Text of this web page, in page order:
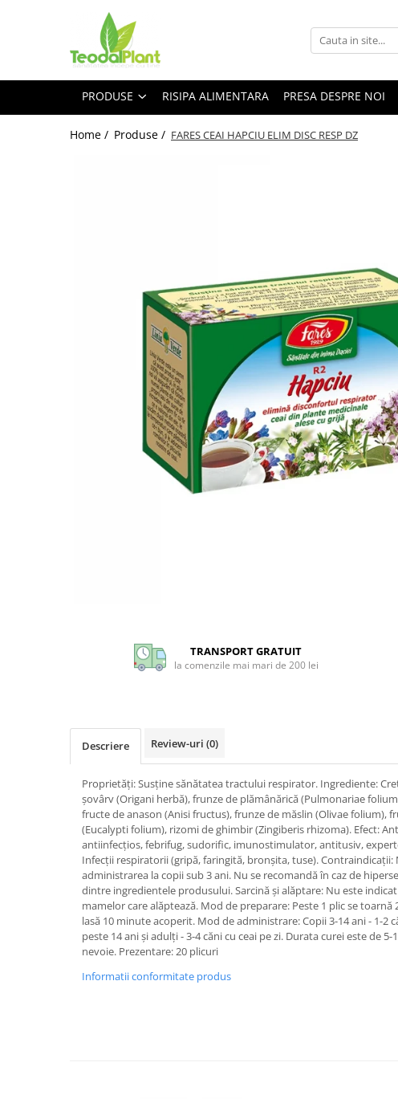
Produse
ANTIINFLAMATOARE
SUPLIMENTE TONICE
SUPLIMENTE CARDIO VASCULARE
HEPATOPROTECTOARE-BILA
SUPLIMENTE MEMORIE SI
SUPLIMENTE URO-GENITAL
SUPLIMENTE STOMAC- DIGESTIE-
SUPLIMENTE IMUNITATE
COSMETICE FAȚĂ
CREME CORP-MASAJ-MAINI -
FOOD SEMINȚE- OLEAGINOASE
GEMODERIVATE
CREME AFECTIUNI PIELE
SUPOZITOARE
PRODUSE RISIPA ALIMENTARA PRESA DESPRE NOI
Home / Produse / FARES CEAI HAPCIU ELIM DISC RESP DZ
Facebook
TRANSPORT GRATUIT
la comenzile mai mari de 200 lei
Descriere Review-uri (0)
Proprietăți: Susține sănătatea tractului respirator. Ingrediente:
șovârv (Origani herbă), frunze de plămânărică (Pulmonariae
fructe de anason (Anisi fructus), frunze de măslin (Olivae folium),
(Eucalypti folium), rizomi de ghimbir (Zingiberis rhizoma). Efect:
antiinfecțios, febrifug, sudorific, imunostimulator, antitusiv,
Infecții respiratorii (gripă, faringită, bronșita, tuse). Contraindicații:
administrarea la copii sub 3 ani. Nu se recomandă în caz de
dintre ingredientele produsului. Sarcină și alăptare: Nu este
mamelor care alăptează. Mod de preparare: Peste 1 plic se toarnă
lasă 10 minute acoperit. Mod de administrare: Copii 3-14 ani - 1-2
peste 14 ani și adulți - 3-4 căni cu ceai pe zi. Durata curei este de 5-
nevoie. Prezentare: 20 plicuri
Informatii conformitate produs